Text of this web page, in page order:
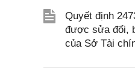
Quyết định
được sửa đổi,
của Sở Tài